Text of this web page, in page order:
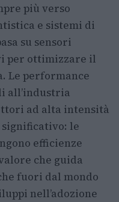
più verso
e sistemi di
su sensori
per ottimizzare il
Le performance
all’industria
ad alta intensità
le
efficienze
che guida
fuori dal mondo
nell’adozione